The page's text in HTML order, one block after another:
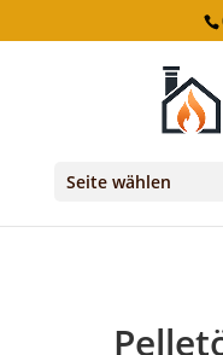
Seite wählen